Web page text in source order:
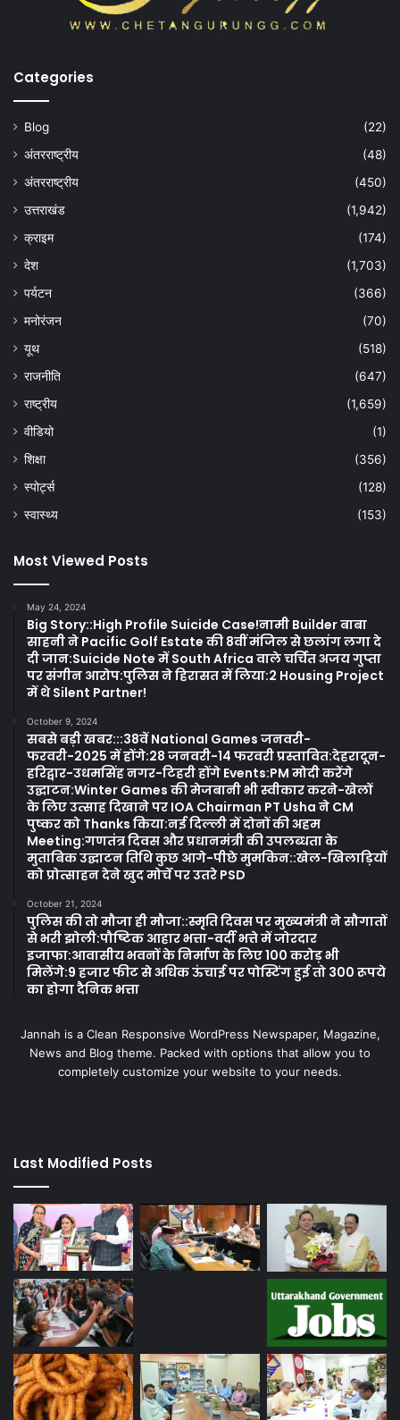
Categories
Blog
(22)
अंतरराष्ट्रीय
(48)
अंतरराष्ट्रीय
(450)
उत्तराखंड
(1,942)
क्राइम
(174)
देश
(1,703)
पर्यटन
(366)
मनोरंजन
(70)
यूथ
(518)
राजनीति
(647)
राष्ट्रीय
(1,659)
वीडियो
(1)
शिक्षा
(356)
स्पोर्ट्स
(128)
स्वास्थ्य
(153)
Most Viewed Posts
May 24, 2024
Big Story::High Profile Suicide Case!नामी Builder बाबा
साहनी ने Pacific Golf Estate की 8वीं मंजिल से छलांग लगा दे
दी जान:Suicide Note में South Africa वाले चर्चित अजय गुप्ता
पर संगीन आरोप:पुलिस ने हिरासत में लिया:2 Housing Project
में थे Silent Partner!
October 9, 2024
सबसे बड़ी खबर:::38वें National Games जनवरी-
फरवरी-2025 में होंगे:28 जनवरी-14 फरवरी प्रस्तावित:देहरादून-
हरिद्वार-उधमसिंह नगर-टिहरी होंगे Events:PM मोदी करेंगे
उद्घाटन:Winter Games की मेजबानी भी स्वीकार करने-खेलों
के लिए उत्साह दिखाने पर IOA Chairman PT Usha ने CM
पुष्कर को Thanks किया:नई दिल्ली में दोनों की अहम
Meeting:गणतंत्र दिवस और प्रधानमंत्री की उपलब्धता के
मुताबिक उद्घाटन तिथि कुछ आगे-पीछे मुमकिन::खेल-खिलाड़ियों
को प्रोत्साहन देने खुद मोर्चे पर उतरे PSD
October 21, 2024
पुलिस की तो मौजा ही मौजा::स्मृति दिवस पर मुख्यमंत्री ने सौगातों
से भरी झोली:पौष्टिक आहार भत्ता-वर्दी भत्ते में जोरदार
इजाफा:आवासीय भवनों के निर्माण के लिए 100 करोड़ भी
मिलेंगे:9 हजार फीट से अधिक ऊंचाई पर पोस्टिंग हुई तो 300 रूपये
का होगा दैनिक भत्ता
Jannah is a Clean Responsive WordPress Newspaper, Magazine,
News and Blog theme. Packed with options that allow you to
completely customize your website to your needs.
Last Modified Posts